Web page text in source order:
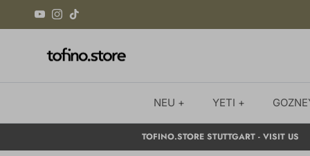
YouTubeInstagram
TikTok
NEU + YETI +
TOFINO.STORE STUTTGART - VISIT US